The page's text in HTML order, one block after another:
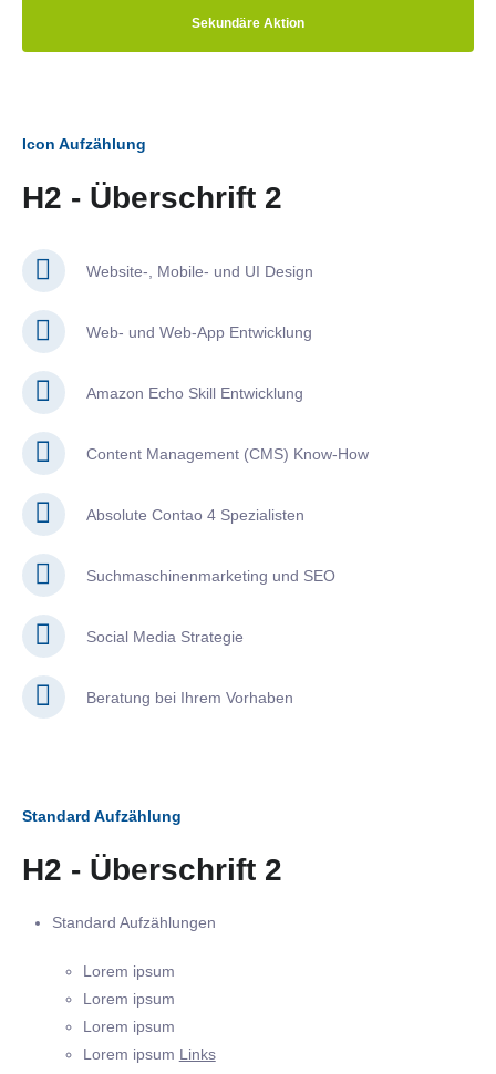
Sekundäre Aktion
Icon Aufzählung
H2 - Überschrift 2
Website-, Mobile- und UI Design
Web- und Web-App Entwicklung
Amazon Echo Skill Entwicklung
Content Management (CMS) Know-How
Absolute Contao 4 Spezialisten
Suchmaschinenmarketing und SEO
Social Media Strategie
Beratung bei Ihrem Vorhaben
Standard Aufzählung
H2 - Überschrift 2
Standard Aufzählungen
Lorem ipsum
Lorem ipsum
Lorem ipsum
Lorem ipsum Links